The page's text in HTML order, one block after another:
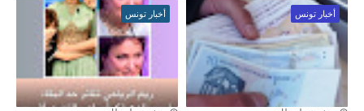
أخبار تونس أخبار تونس